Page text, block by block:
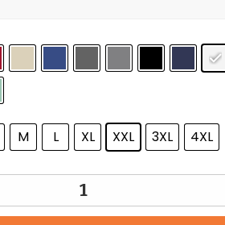
M L XL XXL 3XL 4XL